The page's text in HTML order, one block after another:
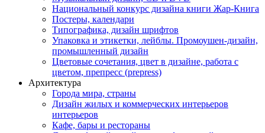
Национальный конкурс дизайна книги Жар-Книга
Постеры, календари
Типографика, дизайн шрифтов
Упаковка и этикетки, лейблы. Промоушен-дизайн,
промышленный дизайн
Цветовые сочетания, цвет в дизайне, работа с
цветом, препресс (prepress)
Архитектура
Города мира, страны
Дизайн жилых и коммерческих интерьеров
интерьеров
Кафе, бары и рестораны